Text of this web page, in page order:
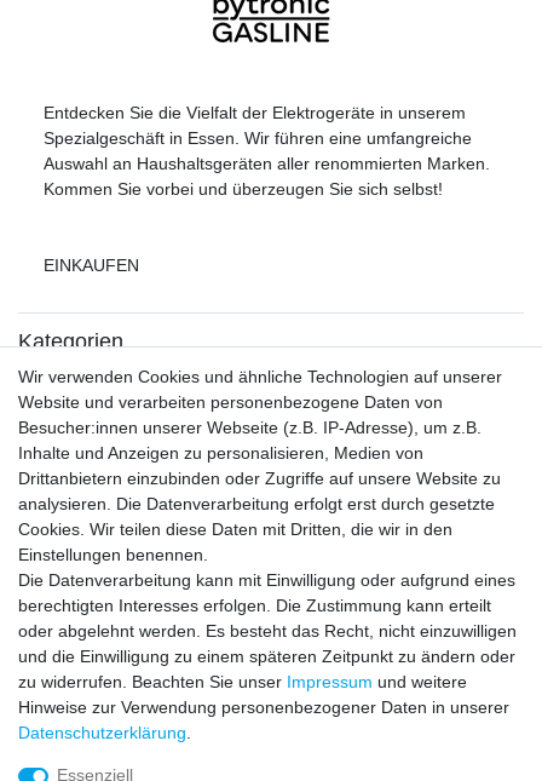
Entdecken Sie die Vielfalt der Elektrogeräte in unserem
Spezialgeschäft in Essen. Wir führen eine umfangreiche
Auswahl an Haushaltsgeräten aller renommierten Marken.
Kommen Sie vorbei und überzeugen Sie sich selbst!
EINKAUFEN
Kategorien
Kühl-Gefrierkombination
Waschmaschine
Waschen und Trocknen
Kochen und Kleingeräte
Gaskochen
Geschirrspüler
Backofen
INFORMATIONEN
AGB
Datenschutzerklärung
Widerrufsrecht
Widerrufsformular
Impressum
Wir verwenden Cookies und ähnliche Technologien auf unserer
Website und verarbeiten personenbezogene Daten von
Besucher:innen unserer Webseite (z.B. IP-Adresse), um z.B.
Inhalte und Anzeigen zu personalisieren, Medien von
Drittanbietern einzubinden oder Zugriffe auf unsere Website zu
analysieren. Die Datenverarbeitung erfolgt erst durch gesetzte
Cookies. Wir teilen diese Daten mit Dritten, die wir in den
Einstellungen benennen.
Die Datenverarbeitung kann mit Einwilligung oder aufgrund eines
berechtigten Interesses erfolgen. Die Zustimmung kann erteilt
oder abgelehnt werden. Es besteht das Recht, nicht einzuwilligen
und die Einwilligung zu einem späteren Zeitpunkt zu ändern oder
zu widerrufen. Beachten Sie unser Impressum und weitere
Hinweise zur Verwendung personenbezogener Daten in unserer
Daten­schutz­erklärung
Essenziell